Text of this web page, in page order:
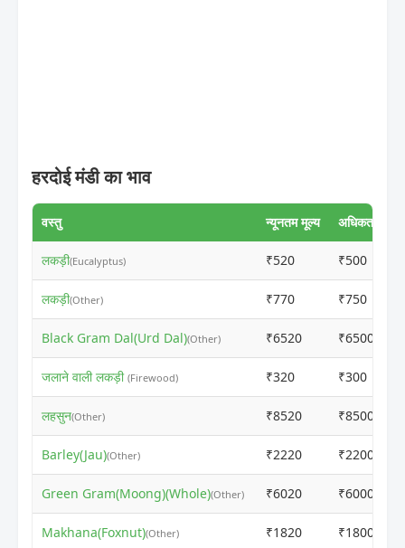
हरदोई मंडी का भाव
वस्तु न्यूनतम मूल्य अधिकतम मूल्य
लकड़ी(Eucalyptus) ₹520 ₹500
लकड़ी(Other) ₹770 ₹750
Black Gram Dal(Urd Dal)(Other) ₹6520 ₹6500
जलाने वाली लकड़ी (Firewood) ₹320 ₹300
लहसुन(Other) ₹8520 ₹8500
Barley(Jau)(Other) ₹2220 ₹2200
Green Gram(Moong)(Whole)(Other) ₹6020 ₹6000
Makhana(Foxnut)(Other) ₹1820 ₹1800